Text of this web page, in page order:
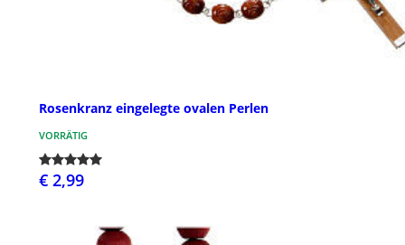
Rosenkranz eingelegte ovalen Perlen
VORRÄTIG
€ 2,99